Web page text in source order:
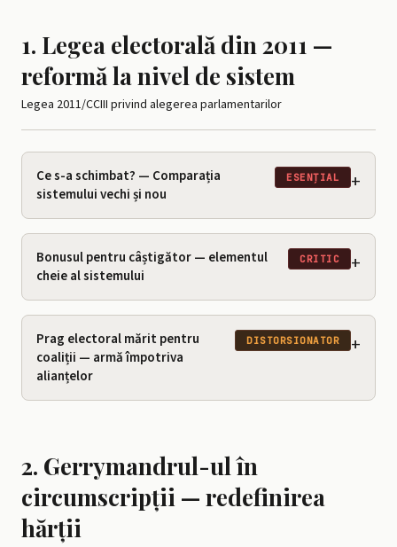
1. Legea electorală din 2011 —
reformă la nivel de sistem
Legea 2011/CCIII privind alegerea parlamentarilor
Ce s-a schimbat? — Comparația
sistemului vechi și nou
ESENȚIAL +
Bonusul pentru câștigător — elementul
cheie al sistemului
CRITIC +
Prag electoral mărit pentru
coaliții — armă împotriva
alianțelor
DISTORSIONATOR +
2. Gerrymandrul-ul în
circumscripții — redefinirea
hărții